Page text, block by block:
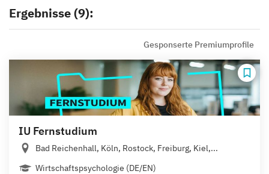
Ergebnisse (9):
Gesponserte Premiumprofile
IU Fernstudium
Bad Reichenhall, Köln, Rostock, Freiburg, Kiel,...
Wirtschaftspsychologie (DE/EN)